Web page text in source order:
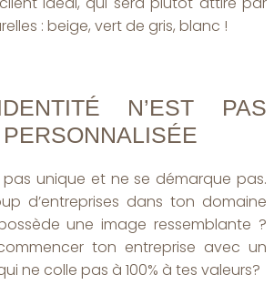
: beige, vert de gris, blanc !
N’EST PAS
pas unique et ne se démarque pas.
d’entreprises dans ton domaine
une image ressemblante ?
ton entreprise avec un
ne colle pas à 100% à tes valeurs?